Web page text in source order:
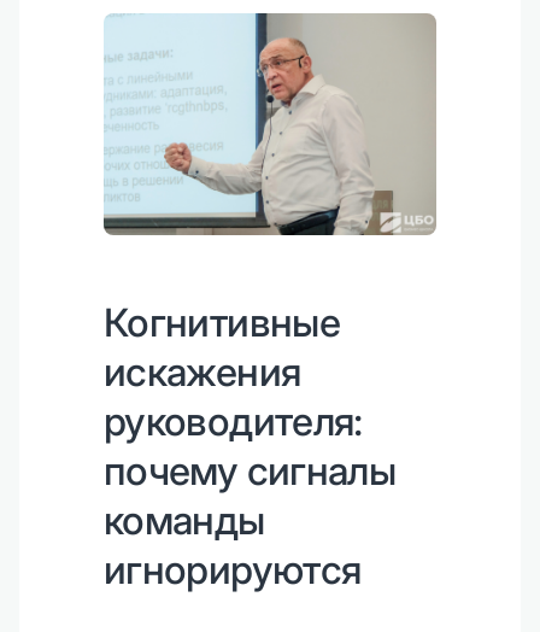
Когнитивные
искажения
руководителя:
почему сигналы
команды
игнорируются